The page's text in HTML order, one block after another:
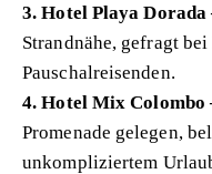
3. Hotel Playa Dorada
Strandnähe, gefragt
Pauschalreisenden.
4. Hotel Mix Colombo
Promenade gelegen,
unkompliziertem